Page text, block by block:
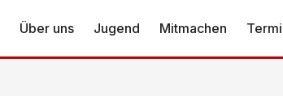
Über uns Jugend Mitmachen